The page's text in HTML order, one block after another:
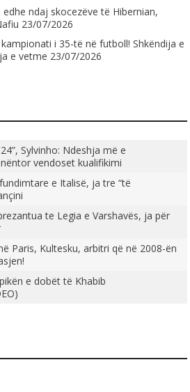
ndaj skocezëve të Hibernian,
23/07/2026
i 35-të në futboll! Shkëndija e
e vetme 23/07/2026
Sylvinho: Ndeshja më e
vendoset kualifikimi
e Italisë, ja tre “të
te Legia e Varshavës, ja për
Paris, Kultesku, arbitri që në 2008-ën
e dobët të Khabib